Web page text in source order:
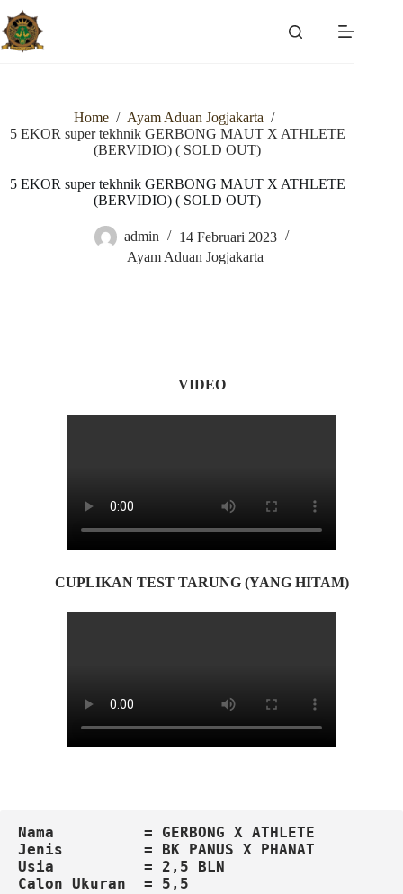
Skip
to
content
Home / Ayam Aduan Jogjakarta /
5 EKOR super tekhnik GERBONG MAUT X ATHLETE
(BERVIDIO) ( SOLD OUT)
5 EKOR super tekhnik GERBONG MAUT X ATHLETE
(BERVIDIO) ( SOLD OUT)
admin
14 Februari 2023
Ayam Aduan Jogjakarta
VIDEO
CUPLIKAN TEST TARUNG (YANG HITAM)
Nama          = GERBONG X ATHLETE
Jenis         = BK PANUS X PHANAT
Usia          = 2,5 BLN
Calon Ukuran  = 5,5